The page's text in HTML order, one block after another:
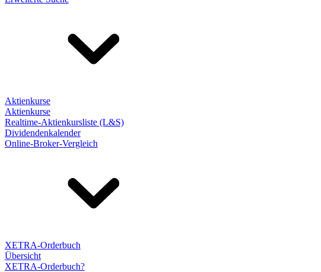
Aktienkurse
Aktienkurse
Realtime-Aktienkursliste (L&S)
Dividendenkalender
Online-Broker-Vergleich
XETRA-Orderbuch
Übersicht
XETRA-Orderbuch?